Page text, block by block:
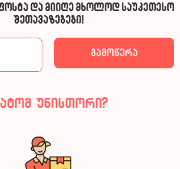
და მიიღე მხოლოდ საუკეთესო
შეთავაზებები!
უნისთორი?